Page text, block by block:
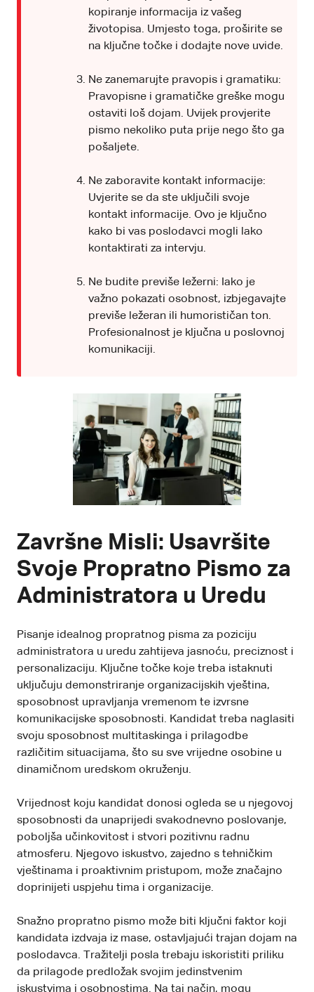
kopiranje informacija iz vašeg
životopisa. Umjesto toga, proširite se
na ključne točke i dodajte nove uvide.
Ne zanemarujte pravopis i gramatiku:
Pravopisne i gramatičke greške mogu
ostaviti loš dojam. Uvijek provjerite
pismo nekoliko puta prije nego što ga
pošaljete.
Ne zaboravite kontakt informacije:
Uvjerite se da ste uključili svoje
kontakt informacije. Ovo je ključno
kako bi vas poslodavci mogli lako
kontaktirati za intervju.
Ne budite previše ležerni: Iako je
važno pokazati osobnost, izbjegavajte
previše ležeran ili humorističan ton.
Profesionalnost je ključna u poslovnoj
komunikaciji.
Završne Misli: Usavršite
Svoje Propratno Pismo za
Administratora u Uredu
Pisanje idealnog propratnog pisma za poziciju
administratora u uredu zahtijeva jasnoću, preciznost i
personalizaciju. Ključne točke koje treba istaknuti
uključuju demonstriranje organizacijskih vještina,
sposobnost upravljanja vremenom te izvrsne
komunikacijske sposobnosti. Kandidat treba naglasiti
svoju sposobnost multitaskinga i prilagodbe
različitim situacijama, što su sve vrijedne osobine u
dinamičnom uredskom okruženju.
Vrijednost koju kandidat donosi ogleda se u njegovoj
sposobnosti da unaprijedi svakodnevno poslovanje,
poboljša učinkovitost i stvori pozitivnu radnu
atmosferu. Njegovo iskustvo, zajedno s tehničkim
vještinama i proaktivnim pristupom, može značajno
doprinijeti uspjehu tima i organizacije.
Snažno propratno pismo može biti ključni faktor koji
kandidata izdvaja iz mase, ostavljajući trajan dojam na
poslodavca. Tražitelji posla trebaju iskoristiti priliku
da prilagode predložak svojim jedinstvenim
iskustvima i osobnostima. Na taj način, mogu